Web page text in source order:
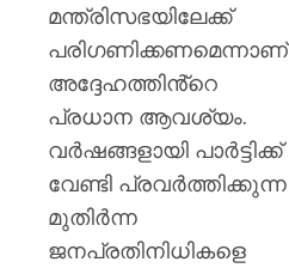
മന്ത്രിസഭയിലേക്ക്
പരിഗണിക്കണമെന്നാണ്
അദ്ദേഹത്തിൻ്റെ
പ്രധാന ആവശ്യം.
വർഷങ്ങളായി പാർട്ടിക്ക്
വേണ്ടി പ്രവർത്തിക്കുന്ന
മുതിർന്ന
ജനപ്രതിനിധികളെ